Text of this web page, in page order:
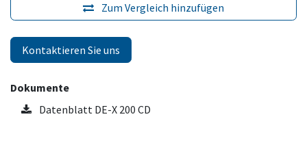
Zum Vergleich hinzufügen
Kontaktieren Sie uns
Dokumente
Datenblatt DE-X 200 CD